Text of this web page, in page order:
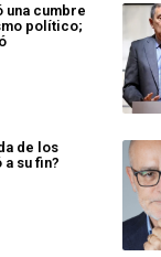
una cumbre
político;
de los
su fin?